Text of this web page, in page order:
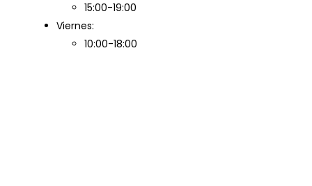
15:00-19:00
Viernes:
10:00-18:00